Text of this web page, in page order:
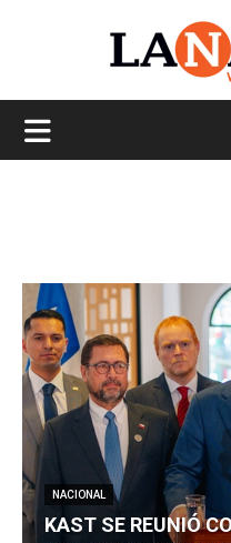
NACIONAL
KAST SE REUNIÓ